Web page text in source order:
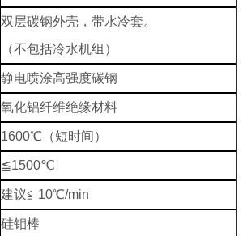
双层碳钢外壳，带水冷套。
（不包括冷水机组）
静电喷涂高强度碳钢
氧化铝纤维绝缘材料
1600℃（短时间）
≦1500℃
建议≦ 10℃/min
硅钼棒